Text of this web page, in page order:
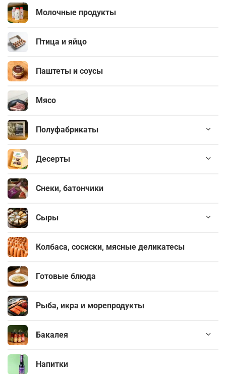
Молочные продукты
Птица и яйцо
Паштеты и соусы
Мясо
Полуфабрикаты
Десерты
Снеки, батончики
Сыры
Колбаса, сосиски, мясные деликатесы
Готовые блюда
Рыба, икра и морепродукты
Бакалея
Напитки